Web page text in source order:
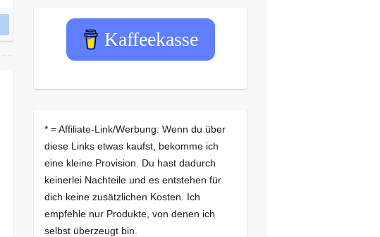
Kaffeekasse
* = Affiliate-Link/Werbung: Wenn du über
diese Links etwas kaufst, bekomme ich
eine kleine Provision. Du hast dadurch
keinerlei Nachteile und es entstehen für
dich keine zusätzlichen Kosten. Ich
empfehle nur Produkte, von denen ich
selbst überzeugt bin.